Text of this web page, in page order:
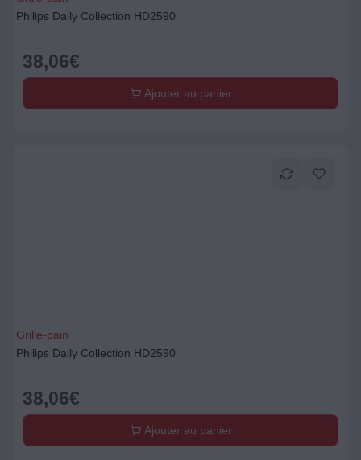
Philips Daily Collection HD2590
38,06€
Ajouter au panier
Grille-pain
Philips Daily Collection HD2590
38,06€
Ajouter au panier